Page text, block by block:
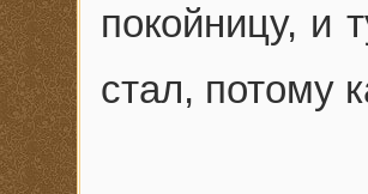
покойницу, и
стал, потому